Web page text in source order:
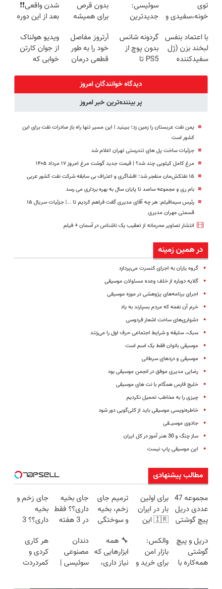
توی
خونه،سفیدی و
برگردون
(40%off)
سوئیسی:
جدیدترین
سبک و مقاوم |
پرداخت قسطی
بدون قرص
برای همیشه
اول،
پرسش‌نامه)
شدن واقعی❗❗
بعد از این دوره
پول در بیار😍
با اعتماد بنفس
لبخند بزن (ژل
سفیدکننده
گردونه شانس
بدون پوچ از
PS5 تا
کوین 🔥
آرتروز مفاصل
خود را به طور
قطعی درمان
◂پرسش‌نامه▸
ویدیو هولناک
از جوان کارتن
خوابی که
دیدگاه خوانندگان امروز
پر بیننده‌ترین خبر امروز
یمن نفت عربستان را زمین زد؛ ببینید | این مسیر تنها راه باز صادرات نفت برای این
کشور است
جزئیات ساخت پل های تندرستی تهران اعلام شد
مرغ کامل کیلویی چند شد؟ | قیمت جدید گوشت مرغ امروز ۱۷ مرداد ۱۴۰۵
۱۵ نفتکش‌مان منفجر شد؛ افشاگری و اعتراف بی سابقه شرکت نفت کشور عربی
بام ری و مجموعه ساصد تا پایان سال به بهره برداری می رسد
رئیس سیمافیلم: هر چه آقای مدیری گفت فراهم کردیم تا ...| جزئیات سریال ۱۵
قسمتی مهران مدیری
انتشار تصاویر محرمانه از تعقیب یک ناشناس در آسمان + فیلم
در همین زمینه
گروه یاران به اجرای کنسرت می‌پردازد
گلایه دوباره از خلف وعده مسئولان موسیقی
اجرای برنامه‌های پژوهشی در موزه موسیقی
خرم آن نغمه که مردم بسپارند به یاد
دشواری‌های ساخت اشعار فردوسی
سبک، سلیقه و شرایط اجتماعی حرف اول را می‌زنند
موسیقی بانوان فقط یک اسم است
موسیقی و دردهای سرطانی
رضایی مدیری موفق در انجمن موسیقی بود
خلیج ‌فارس همگام با نت های موسیقی
چیزی را به مخاطب تحمیل نکردیم
خاطره‌نویسی موسیقی باید از کلی‌گویی دور شود
جادوی موسیــقی
ساز چنگ و 30 هنر آموز در کل ایران
این موسیقی پاپ نیست
مطالب پیشنهادی
مجموعه 47
عددی دریل
پیچ گوشتی
(تخفیف به
مدت
محدود)
برای اولین
بار در ایران
🇮🇷 این
ترمیم کننده
23 روزه
ساخت!
ترمیم جای
زخم، بخیه
و سوختگی
هفته!!😍
جای بخیه
داری؟؟ فقط
در 3 هفته
کن!😍
جای زخم و
بخیه
داری؟؟ 3
محوش کن!
دریل و پیچ
گوشتی
همه‌کاره با
والکس:
بازار امن
برای خرید و
🔧 همه
ابزارهایی که
نیاز داری،
دندان
مصنوعی
سوئیسی |
هر کاری
کردی و
کمردردت